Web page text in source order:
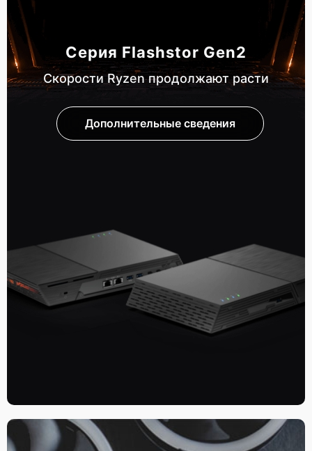
Серия Flashstor Gen2
Скорости Ryzen продолжают расти
Дополнительные сведения